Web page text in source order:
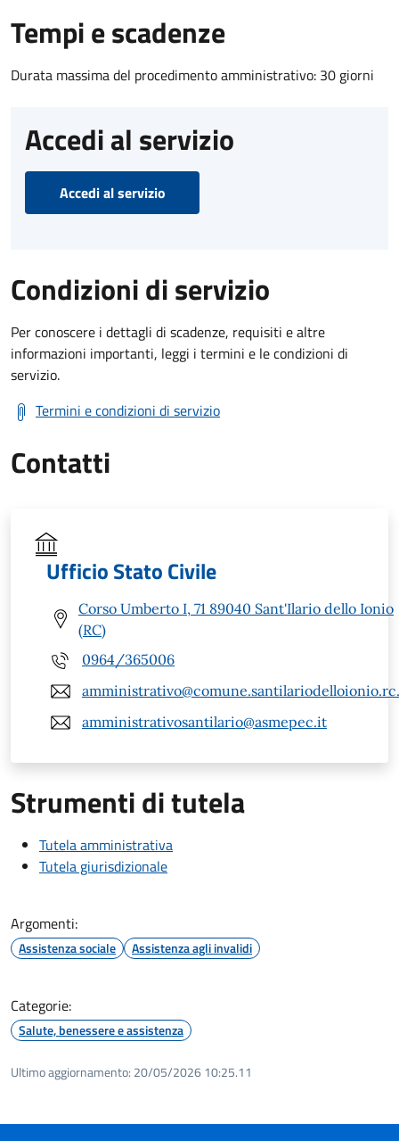
Tempi e scadenze
Durata massima del procedimento amministrativo: 30 giorni
Accedi al servizio
Accedi al servizio
Condizioni di servizio
Per conoscere i dettagli di scadenze, requisiti e altre
informazioni importanti, leggi i termini e le condizioni di
servizio.
Termini e condizioni di servizio
Contatti
Ufficio Stato Civile
Corso Umberto I, 71 89040 Sant'Ilario dello Ionio
(RC)
0964/365006
amministrativosantilario@asmepec.it
Strumenti di tutela
Tutela amministrativa
Tutela giurisdizionale
Argomenti:
Assistenza sociale Assistenza agli invalidi
Categorie:
Salute, benessere e assistenza
Ultimo aggiornamento: 20/05/2026 10:25.11